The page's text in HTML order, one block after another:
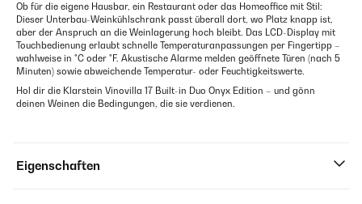
Ob für die eigene Hausbar, ein Restaurant oder das Homeoffice mit Stil:
Dieser Unterbau-Weinkühlschrank passt überall dort, wo Platz knapp ist,
aber der Anspruch an die Weinlagerung hoch bleibt. Das LCD-Display mit
Touchbedienung erlaubt schnelle Temperaturanpassungen per Fingertipp –
wahlweise in °C oder °F. Akustische Alarme melden geöffnete Türen (nach 5
Minuten) sowie abweichende Temperatur- oder Feuchtigkeitswerte.
Hol dir die Klarstein Vinovilla 17 Built-in Duo Onyx Edition – und gönn
deinen Weinen die Bedingungen, die sie verdienen.
Eigenschaften